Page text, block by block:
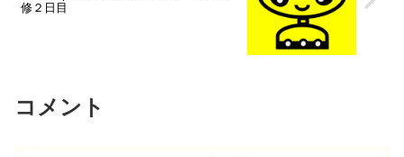
修２日目
コメント